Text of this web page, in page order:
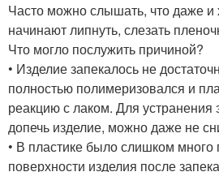
Часто можно слышать, что даже и
начинают липнуть, слезать
Что могло послужить причиной?
• Изделие запекалось не
полностью полимеризовался и
реакцию с лаком. Для
допечь изделие, можно даже не
• В пластике было слишком много
поверхности изделия после